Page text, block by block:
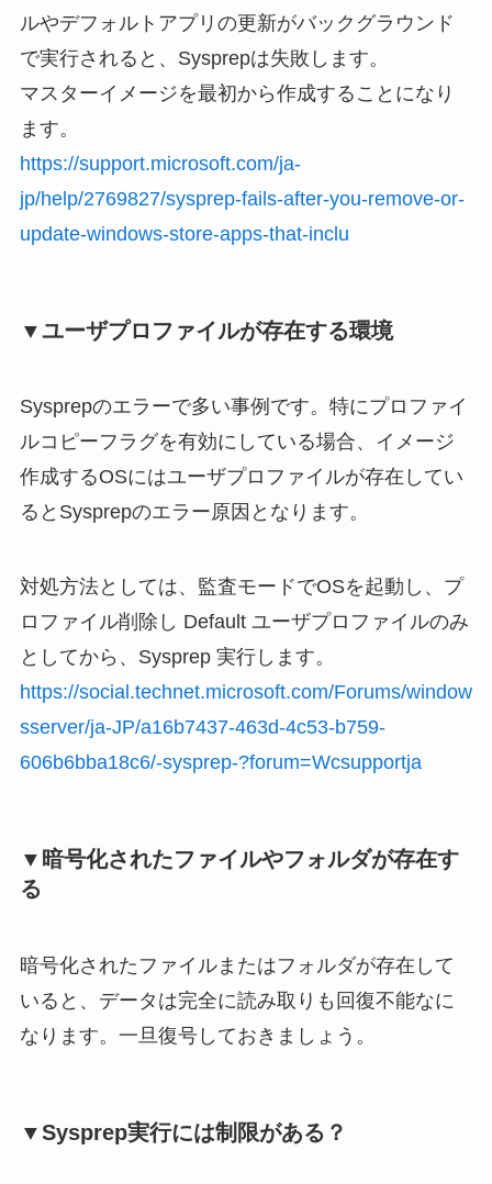
ルやデフォルトアプリの更新がバックグラウンド
で実行されると、Sysprepは失敗します。
マスターイメージを最初から作成することになり
ます。
https://support.microsoft.com/ja-
jp/help/2769827/sysprep-fails-after-you-remove-or-
update-windows-store-apps-that-inclu
▼ユーザプロファイルが存在する環境
Sysprepのエラーで多い事例です。特にプロファイ
ルコピーフラグを有効にしている場合、イメージ
作成するOSにはユーザプロファイルが存在してい
るとSysprepのエラー原因となります。
対処方法としては、監査モードでOSを起動し、プ
ロファイル削除し Default ユーザプロファイルのみ
としてから、Sysprep 実行します。
https://social.technet.microsoft.com/Forums/window
sserver/ja-JP/a16b7437-463d-4c53-b759-
606b6bba18c6/-sysprep-?forum=Wcsupportja
▼暗号化されたファイルやフォルダが存在す
る
暗号化されたファイルまたはフォルダが存在して
いると、データは完全に読み取りも回復不能なに
なります。一旦復号しておきましょう。
▼Sysprep実行には制限がある？